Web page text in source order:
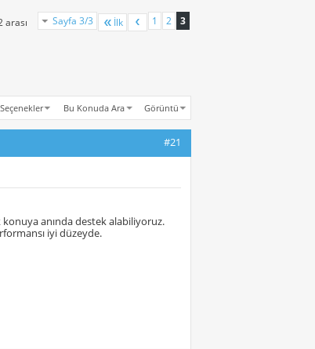
Sayfa 3/3 İlk 1 2 3
arası
Seçenekler Bu Konuda Ara Görüntü
#21
anında destek alabiliyoruz.
iyi düzeyde.